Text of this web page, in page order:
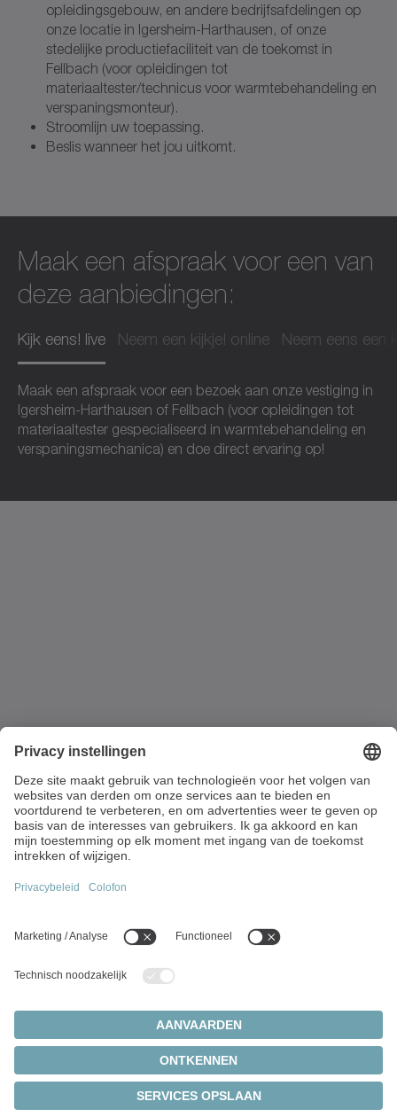
opleidingsgebouw, en andere bedrijfsafdelingen op
onze locatie in Igersheim-Harthausen, of onze
stedelijke productiefaciliteit van de toekomst in
Fellbach (voor opleidingen tot
materiaaltester/technicus voor warmtebehandeling en
verspaningsmonteur).
Stroomlijn uw toepassing.
Beslis wanneer het jou uitkomt.
Maak een afspraak voor een van
deze aanbiedingen:
Kijk eens! live Neem een kijkje! online Neem eens een
Maak een afspraak voor een bezoek aan onze vestiging in
Igersheim-Harthausen of Fellbach (voor opleidingen tot
materiaaltester gespecialiseerd in warmtebehandeling en
verspaningsmechanica) en doe direct ervaring op!
Vaartstraat 90 / bus 201
9270 Kalken
België
+32 9 326 73-80
Toponderwerpen:
Productenoverzicht
Servoreductiekasten
Servomotoren
Tandheugel- en tandwiel-systemen
Privacy Statement
© 2026 - WITTENSTEIN SE